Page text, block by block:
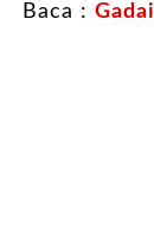
Baca :